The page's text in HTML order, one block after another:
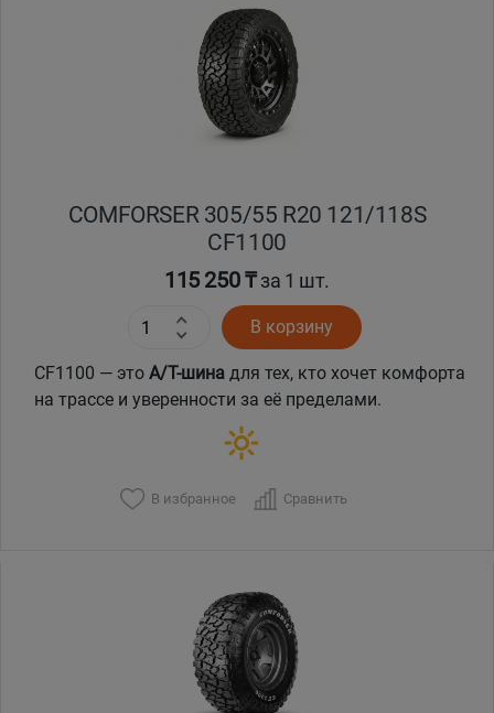
COMFORSER 305/55 R20 121/118S
CF1100
115 250 ₸за 1 шт.
В корзину
CF1100 — это A/T-шина для тех, кто хочет комфорта
на трассе и уверенности за её пределами.
В избранное Сравнить
Бишкек